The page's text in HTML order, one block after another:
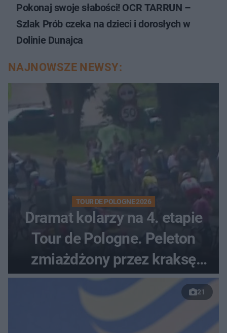
Pokonaj swoje słabości! OCR TARRUN –
Szlak Prób czeka na dzieci i dorosłych w
Dolinie Dunajca
NAJNOWSZE NEWSY:
TOUR DE POLOGNE 2026
Dramat kolarzy na 4. etapie
Tour de Pologne. Peleton
zmiażdżony przez kraksę
przed Karpaczem
21